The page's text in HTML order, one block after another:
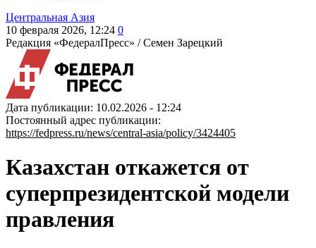
Центральная Азия
10 февраля 2026, 12:24 0
Редакция «ФедералПресс» /Семен Зарецкий
Дата публикации: 10.02.2026 - 12:24
Постоянный адрес публикации:
https://fedpress.ru/news/central-asia/policy/3424405
Казахстан откажется от
суперпрезидентской модели
правления